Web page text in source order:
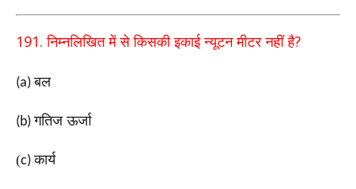
191.निम्नलिखित में से किसकी इकाई न्यूटन मीटर नहीं है?
(a)बल
(b)गतिज ऊर्जा
(c)कार्य